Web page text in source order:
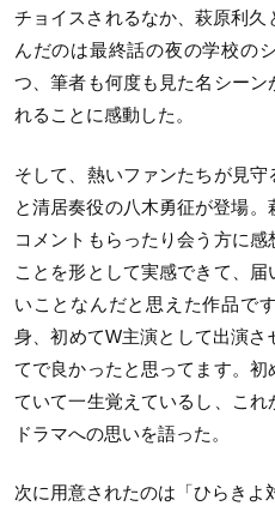
チョイスされるなか、萩原利
んだのは最終話の夜の学校の
つ、筆者も何度も見た名シー
れることに感動した。
そして、熱いファンたちが見
と清居奏役の八木勇征が登場
コメントもらったり会う方に
ことを形として実感できて、
いことなんだと思えた作品で
身、初めてW主演として出演
てで良かったと思ってます。
ていて一生覚えているし、こ
ドラマへの思いを語った。
次に用意されたのは「ひらきよ